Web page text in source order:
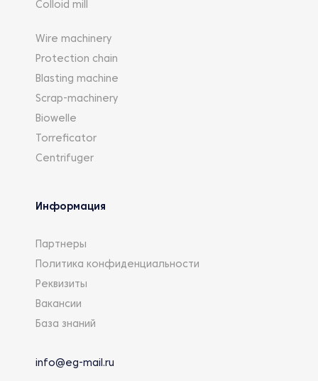
Colloid mill
Wire machinery
Protection chain
Blasting machine
Scrap-machinery
Biowelle
Torreficator
Centrifuger
Информация
Партнеры
Политика конфиденциальности
Реквизиты
Вакансии
База знаний
info@eg-mail.ru